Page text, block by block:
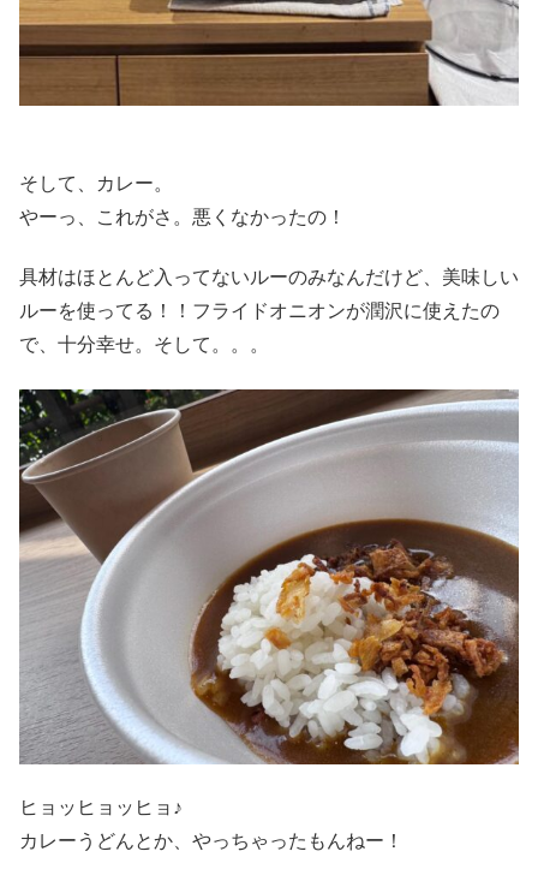
そして、カレー。
やーっ、これがさ。悪くなかったの！
具材はほとんど入ってないルーのみなんだけど、美味しい
ルーを使ってる！！フライドオニオンが潤沢に使えたの
で、十分幸せ。そして。。。
ヒョッヒョッヒョ♪
カレーうどんとか、やっちゃったもんねー！